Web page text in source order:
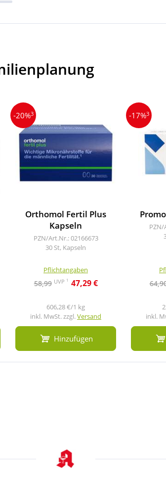
-20%3
Orthomol Fertil Plus
Kapseln
PZN/Art.Nr.: 02166673
30 St, Kapseln
Pflichtangaben
58,99 UVP 1 47,29 €
606,28 €/1 kg
inkl. MwSt. zzgl.Versand
Hinzufügen
-17%3
PZN/
inkl.